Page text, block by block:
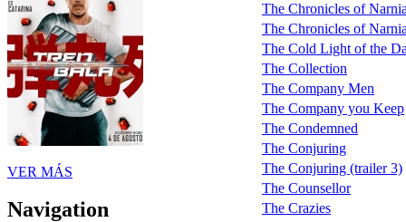
VER MÁS
Navigation
The Chronicles of
The Chronicles of
The Cold Light of the
The Collection
The Company Men
The Company you Keep
The Condemned
The Conjuring
The Conjuring (trailer 3)
The Counsellor
The Crazies